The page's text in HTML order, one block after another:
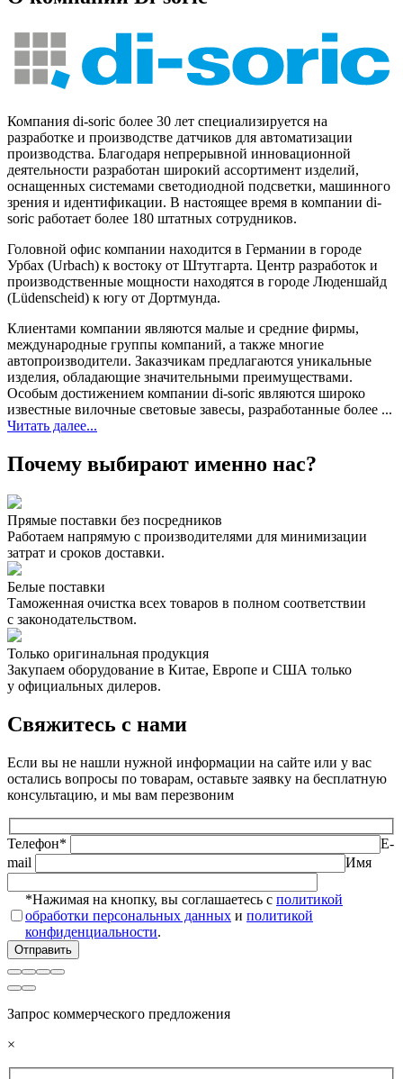
Компания di-soric более 30 лет специализируется на
разработке и производстве датчиков для автоматизации
производства. Благодаря непрерывной инновационной
деятельности разработан широкий ассортимент изделий,
оснащенных системами светодиодной подсветки, машинного
зрения и идентификации. В настоящее время в компании di-
soric работает более 180 штатных сотрудников.
Головной офис компании находится в Германии в городе
Урбах (Urbach) к востоку от Штутгарта. Центр разработок и
производственные мощности находятся в городе Люденшайд
(Lüdenscheid) к югу от Дортмунда.
Клиентами компании являются малые и средние фирмы,
международные группы компаний, а также многие
автопроизводители. Заказчикам предлагаются уникальные
изделия, обладающие значительными преимуществами.
Особым достижением компании di-soric являются широко
известные вилочные световые завесы, разработанные более ...
Читать далее...
Почему выбирают именно нас?
Прямые поставки без посредников
Работаем напрямую с производителями для минимизации
затрат и сроков доставки.
Белые поставки
Таможенная очистка всех товаров в полном соответствии
с законодательством.
Только оригинальная продукция
Закупаем оборудование в Китае, Европе и США только
у официальных дилеров.
Свяжитесь с нами
Если вы не нашли нужной информации на сайте или у вас
остались вопросы по товарам, оставьте заявку на бесплатную
консультацию, и мы вам перезвоним
Телефон*
E-
mail
Имя
*Нажимая на кнопку, вы соглашаетесь с политикой
обработки персональных данных и политикой
конфиденциальности.
Запрос коммерческого предложения
×